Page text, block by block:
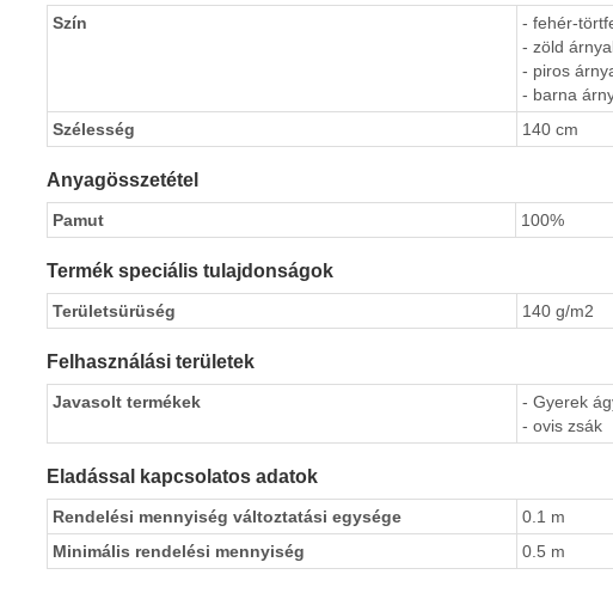
Szín
- fehér-
- zöld
- piros
- barna
Szélesség
140 cm
Anyagösszetétel
Pamut 100%
Termék speciális tulajdonságok
Területsürüség 140 g/m2
Felhasználási területek
Javasolt termékek
- Gyerek
- ovis zsák
Eladással kapcsolatos adatok
Rendelési mennyiség változtatási egysége
0.1 m
Minimális rendelési mennyiség
0.5 m